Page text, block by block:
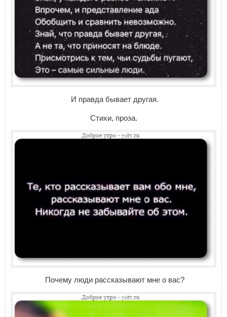
И правда бывает другая.
Стихи, проза.
Почему люди рассказывают мне о вас?